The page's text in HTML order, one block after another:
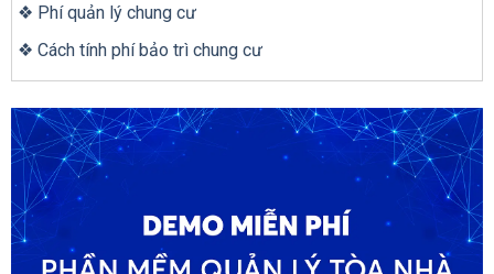
❖ Phí quản lý chung cư
❖ Cách tính phí bảo trì chung cư